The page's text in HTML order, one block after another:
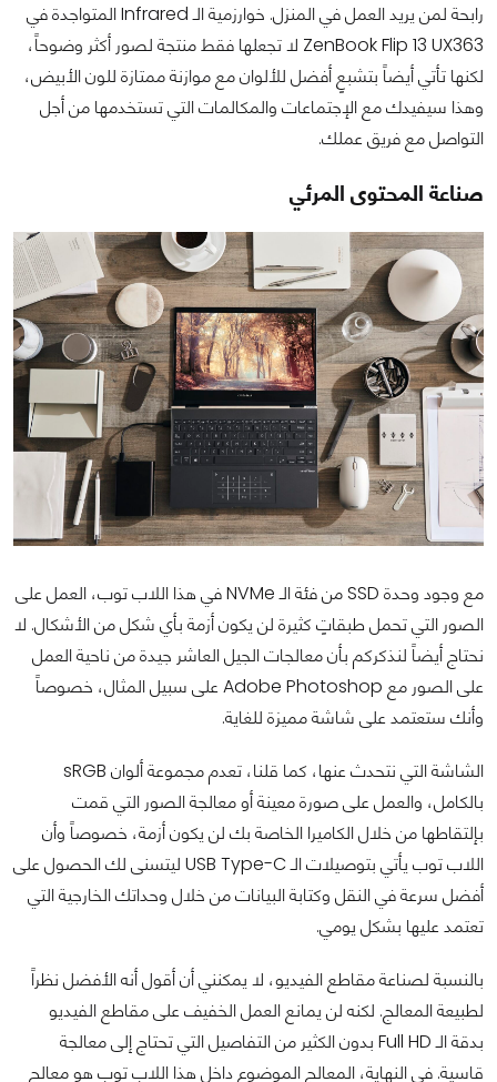
رابحة لمن يريد العمل في المنزل. خوارزمية الـ Infrared المتواجدة في
ZenBook Flip 13 UX363 لا تجعلها فقط منتجة لصور أكثر وضوحاً،
لكنها تأتي أيضاً بتشبعٍ أفضل للألوان مع موازنة ممتازة للون الأبيض،
وهذا سيفيدك مع الإجتماعات والمكالمات التي تستخدمها من أجل
التواصل مع فريق عملك.
صناعة المحتوى المرئي
مع وجود وحدة SSD من فئة الـ NVMe في هذا اللاب توب، العمل على
الصور التي تحمل طبقاتٍ كثيرة لن يكون أزمة بأي شكل من الأشكال. لا
نحتاج أيضاً لنذكركم بأن معالجات الجيل العاشر جيدة من ناحية العمل
على الصور مع Adobe Photoshop على سبيل المثال، خصوصاً
وأنك ستعتمد على شاشة مميزة للغاية.
الشاشة التي نتحدث عنها، كما قلنا، تعدم مجموعة ألوان sRGB
بالكامل، والعمل على صورة معينة أو معالجة الصور التي قمت
بإلتقاطها من خلال الكاميرا الخاصة بك لن يكون أزمة، خصوصاً وأن
اللاب توب يأتي بتوصيلات الـ USB Type-C ليتسنى لك الحصول على
أفضل سرعة في النقل وكتابة البيانات من خلال وحداتك الخارجية التي
تعتمد عليها بشكل يومي.
بالنسبة لصناعة مقاطع الفيديو، لا يمكنني أن أقول أنه الأفضل نظراً
لطبيعة المعالج. لكنه لن يمانع العمل الخفيف على مقاطع الفيديو
بدقة الـ Full HD بدون الكثير من التفاصيل التي تحتاج إلى معالجة
قاسية. في النهاية، المعالج الموضوع داخل هذا اللاب توب هو معالج